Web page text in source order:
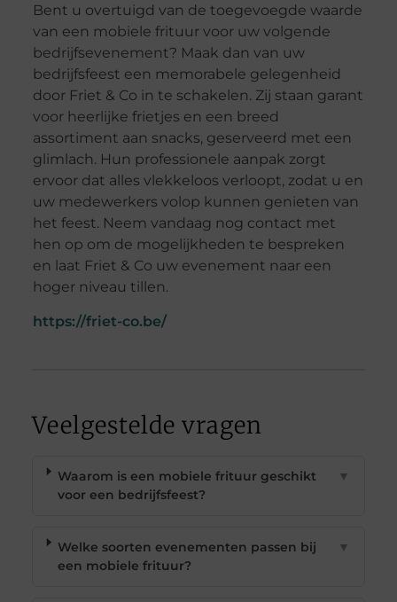
Bent u overtuigd van de toegevoegde waarde
van een mobiele frituur voor uw volgende
bedrijfsevenement? Maak dan van uw
bedrijfsfeest een memorabele gelegenheid
door Friet & Co in te schakelen. Zij staan garant
voor heerlijke frietjes en een breed
assortiment aan snacks, geserveerd met een
glimlach. Hun professionele aanpak zorgt
ervoor dat alles vlekkeloos verloopt, zodat u en
uw medewerkers volop kunnen genieten van
het feest. Neem vandaag nog contact met
hen op om de mogelijkheden te bespreken
en laat Friet & Co uw evenement naar een
hoger niveau tillen.
https://friet-co.be/
Veelgestelde vragen
Waarom is een mobiele frituur geschikt
voor een bedrijfsfeest?
▼
Welke soorten evenementen passen bij
een mobiele frituur?
▼